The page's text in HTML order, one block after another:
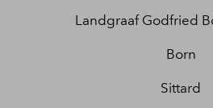
Landgraaf Godfried
Born
Sittard